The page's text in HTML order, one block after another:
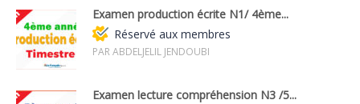
Examen production écrite N1/ 4ème...
Réservé aux membres
PAR ABDELJELIL JENDOUBI
Examen lecture compréhension N3 /5...